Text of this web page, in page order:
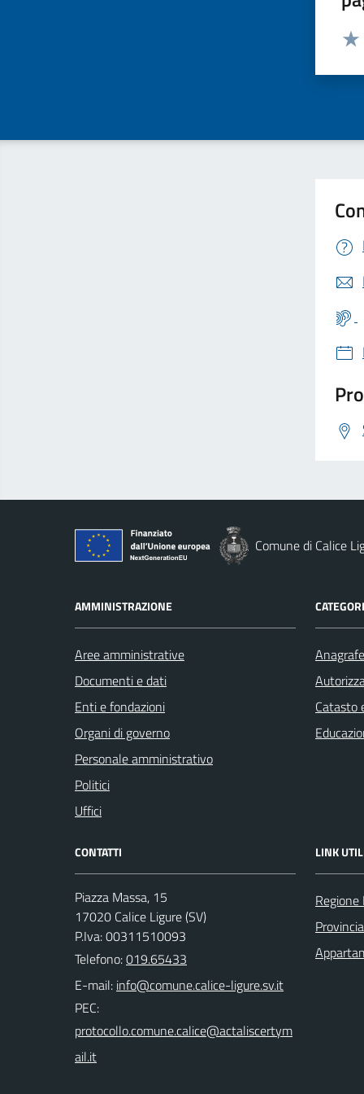
Comune di Calice
AMMINISTRAZIONE
Aree amministrative
Documenti e dati
Enti e fondazioni
Organi di governo
Personale amministrativo
Politici
Uffici
Catasto
CONTATTI
Piazza Massa, 15
17020 Calice Ligure (SV)
P.Iva: 00311510093
Telefono:019.65433
E-mail:
PEC:
LINK
Regione